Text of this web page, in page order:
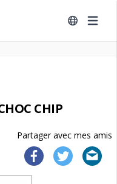
CHIP
Partager avec mes amis